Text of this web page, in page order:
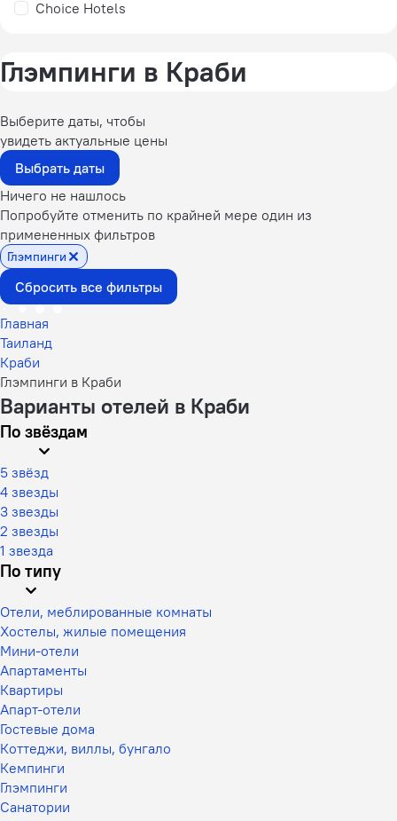
Choice Hotels
Глэмпинги в Краби
Выберите даты, чтобы
увидеть актуальные цены
Выбрать даты
Ничего не нашлось
Попробуйте отменить по крайней мере один из
примененных фильтров
Глэмпинги
Сбросить все фильтры
Главная
Таиланд
Краби
Глэмпинги в Краби
Варианты отелей в Краби
По звёздам
5 звёзд
4 звезды
3 звезды
2 звезды
1 звезда
По типу
Отели, меблированные комнаты
Хостелы, жилые помещения
Мини-отели
Апартаменты
Квартиры
Апарт-отели
Гостевые дома
Коттеджи, виллы, бунгало
Кемпинги
Глэмпинги
Санатории